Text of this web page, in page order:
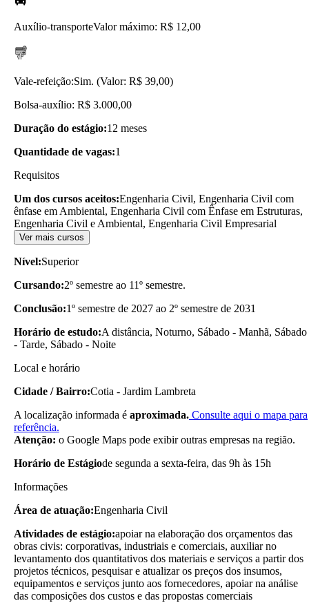
Auxílio-transporteValor máximo: R$ 12,00
Vale-refeição:Sim. (Valor: R$ 39,00)
Bolsa-auxílio: R$ 3.000,00
Duração do estágio:12 meses
Quantidade de vagas:1
Requisitos
Um dos cursos aceitos:Engenharia Civil, Engenharia Civil com
ênfase em Ambiental, Engenharia Civil com Ênfase em Estruturas,
Engenharia Civil e Ambiental, Engenharia Civil Empresarial
Ver mais cursos
Nível:Superior
Cursando:2º semestre ao 11º semestre.
Conclusão:1º semestre de 2027 ao 2º semestre de 2031
Horário de estudo:A distância, Noturno, Sábado - Manhã, Sábado
- Tarde, Sábado - Noite
Local e horário
Cidade / Bairro:Cotia - Jardim Lambreta
A localização informada é aproximada. Consulte aqui o mapa para
referência.
Atenção: o Google Maps pode exibir outras empresas na região.
Horário de Estágiode segunda a sexta-feira, das 9h às 15h
Informações
Área de atuação:Engenharia Civil
Atividades de estágio:apoiar na elaboração dos orçamentos das
obras civis: corporativas, industriais e comerciais, auxiliar no
levantamento dos quantitativos dos materiais e serviços a partir dos
projetos técnicos, pesquisar e atualizar os preços dos insumos,
equipamentos e serviços junto aos fornecedores, apoiar na análise
das composições dos custos e das propostas comerciais